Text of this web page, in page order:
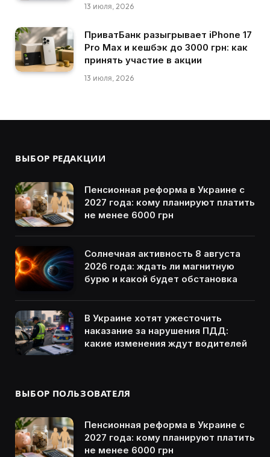
13 июля, 2026
ПриватБанк разыгрывает iPhone 17
Pro Max и кешбэк до 3000 грн: как
принять участие в акции
13 июля, 2026
ВЫБОР РЕДАКЦИИ
Пенсионная реформа в Украине с
2027 года: кому планируют платить
не менее 6000 грн
Солнечная активность 8 августа
2026 года: ждать ли магнитную
бурю и какой будет обстановка
В Украине хотят ужесточить
наказание за нарушения ПДД:
какие изменения ждут водителей
ВЫБОР ПОЛЬЗОВАТЕЛЯ
Пенсионная реформа в Украине с
2027 года: кому планируют платить
не менее 6000 грн